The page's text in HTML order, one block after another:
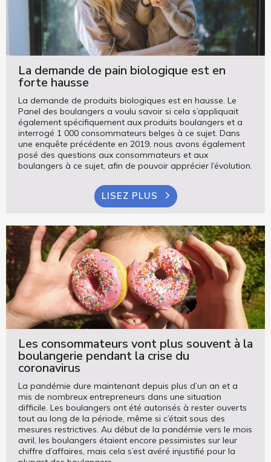
La demande de pain biologique est en
forte hausse
La demande de produits biologiques est en hausse. Le
Panel des boulangers a voulu savoir si cela s’appliquait
également spécifiquement aux produits boulangers et a
interrogé 1 000 consommateurs belges à ce sujet. Dans
une enquête précédente en 2019, nous avons également
posé des questions aux consommateurs et aux
boulangers à ce sujet, afin de pouvoir apprécier l’évolution.
LISEZ PLUS
Les consommateurs vont plus souvent à la
boulangerie pendant la crise du
coronavirus
La pandémie dure maintenant depuis plus d’un an et a
mis de nombreux entrepreneurs dans une situation
difficile. Les boulangers ont été autorisés à rester ouverts
tout au long de la période, même si c’était sous des
mesures restrictives. Au début de la pandémie vers le mois
avril, les boulangers étaient encore pessimistes sur leur
chiffre d’affaires, mais cela s’est avéré injustifié pour la